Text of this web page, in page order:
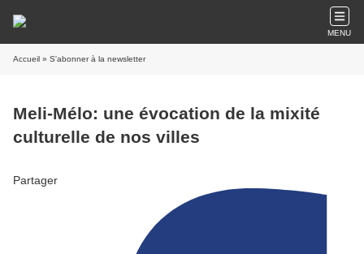
MENU
Accueil » S'abonner à la newsletter
Meli-Mélo: une évocation de la mixité
culturelle de nos villes
Partager